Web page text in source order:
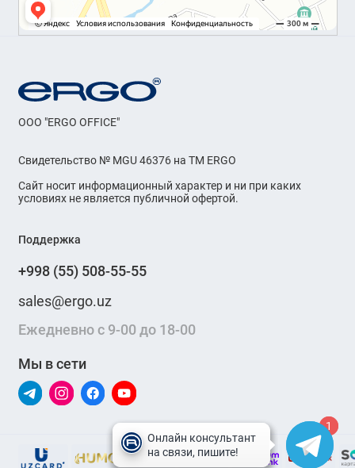
OOO "ERGO OFFICE"
Свидетельство № MGU 46376 на ТМ ERGO
Сайт носит информационный характер и ни при каких
условиях не является публичной офертой.
Поддержка
+998 (55) 508-55-55
sales@ergo.uz
Ежедневно с 9-00 до 18-00
Мы в сети
1
1